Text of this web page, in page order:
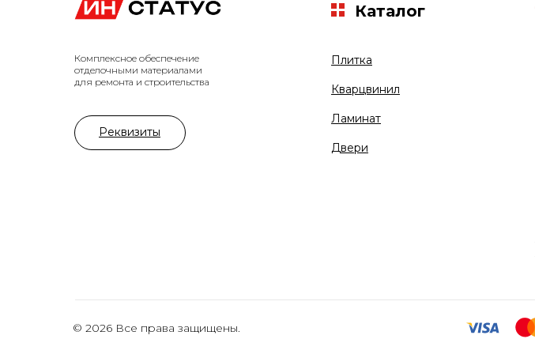
© 2026 Все права защищены.
Комплексное обеспечение
отделочными материалами
для ремонта и строительства
Плитка
Кварцвинил
Ламинат
Двери
Каталог
Реквизиты